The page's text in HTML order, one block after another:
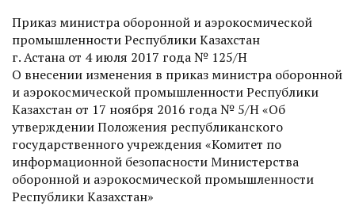
Приказ министра оборонной и аэрокосмической
промышленности Респуб­лики Казахстан
г. Астана от 4 июля 2017 года № 125/НҚ
О внесении изменения в приказ министра оборонной
и аэрокосмической промышленности Респуб­лики
Казахстан от 17 ноября 2016 года № 5/НҚ «Об
утверждении Положения республиканского
государственного учреждения «Комитет по
информационной безопасности Министерства
оборонной и аэрокосмической промышленности
Респуб­лики Казахстан»